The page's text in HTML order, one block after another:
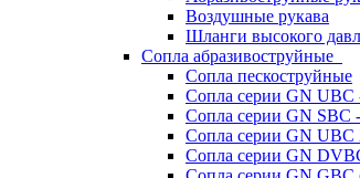
Воздушные рукава
Шланги высокого
Сопла абразивоструйные
Сопла пескоструйные
Сопла серии GN UBC
Сопла серии GN SBC
Сопла серии GN UBC
Сопла серии GN